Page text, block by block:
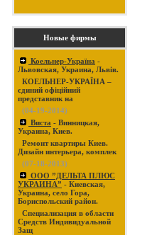
Новые фирмы
Коельнер-Україна -
Львовская, Украина, Львів.
КОЕЛЬНЕР-УКРАЇНА –
єдиний офіційний
представник на
(04-19-2014)
Виста - Винницкая,
Украина, Киев.
Ремонт квартиры Киев.
Дизайн интерьера, комплек
(07-18-2013)
ООО ”ДЕЛЬТА ПЛЮС
УКРАИНА” - Киевская,
Украина, село Гора,
Бориспольский район.
Специализация в области
Средств Индивидуальной
Защ